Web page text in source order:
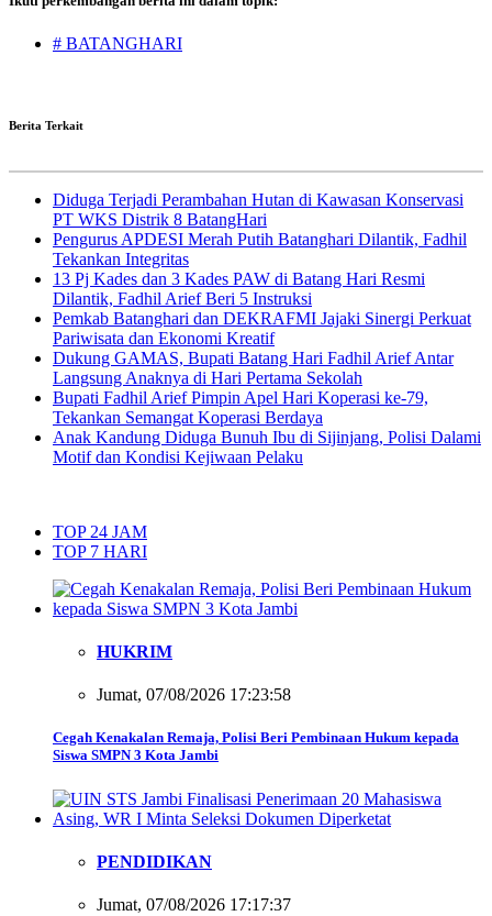
# BATANGHARI
Berita Terkait
Diduga Terjadi Perambahan Hutan di Kawasan Konservasi
PT WKS Distrik 8 BatangHari
Pengurus APDESI Merah Putih Batanghari Dilantik, Fadhil
Tekankan Integritas
13 Pj Kades dan 3 Kades PAW di Batang Hari Resmi
Dilantik, Fadhil Arief Beri 5 Instruksi
Pemkab Batanghari dan DEKRAFMI Jajaki Sinergi Perkuat
Pariwisata dan Ekonomi Kreatif
Dukung GAMAS, Bupati Batang Hari Fadhil Arief Antar
Langsung Anaknya di Hari Pertama Sekolah
Bupati Fadhil Arief Pimpin Apel Hari Koperasi ke-79,
Tekankan Semangat Koperasi Berdaya
Anak Kandung Diduga Bunuh Ibu di Sijinjang, Polisi Dalami
Motif dan Kondisi Kejiwaan Pelaku
TOP 24 JAM
TOP 7 HARI
HUKRIM
Jumat, 07/08/2026 17:23:58
Cegah Kenakalan Remaja, Polisi Beri Pembinaan Hukum kepada
Siswa SMPN 3 Kota Jambi
PENDIDIKAN
Jumat, 07/08/2026 17:17:37